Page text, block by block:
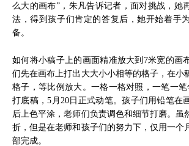
么大的画布”，朱凡告诉记者，面对挑战，她
法，得到孩子们肯定的答复后，她开始着手
备。
如何将小稿子上的画面精准放大到7米宽的画
们先在画布上打出大大小小相等的格子，在小
格子，等比例放大。一格一格对照，一笔一
打底稿，5月20日正式动笔。孩子们用铅笔在
后上色平涂，老师们负责调色和细节打磨。虽
折，但是在老师和孩子们的努力下，仅用一个
部完成。